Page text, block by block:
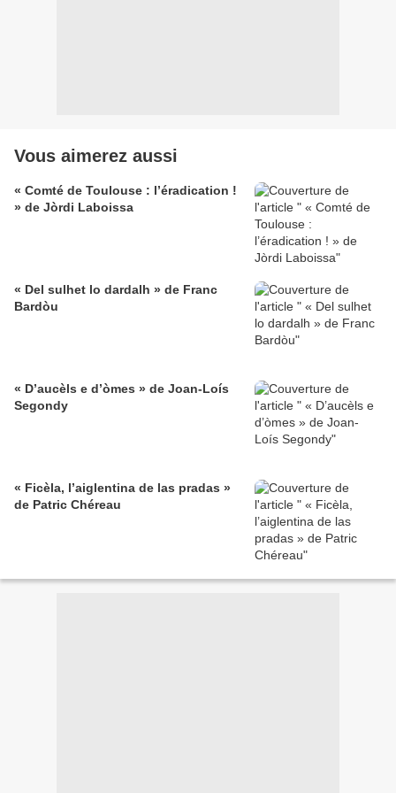
Vous aimerez aussi
« Comté de Toulouse : l’éradication !
» de Jòrdi Laboissa
« Del sulhet lo dardalh » de Franc
Bardòu
« D’aucèls e d’òmes » de Joan-Loís
Segondy
« Ficèla, l’aiglentina de las pradas »
de Patric Chéreau